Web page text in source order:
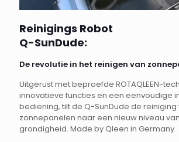
Reinigings Robot
Q-SunDude:
De revolutie in het reinigen van
Uitgerust met beproefde ROTAQLEEN-
innovatieve functies en een eenvoudige
bediening, tilt de Q-SunDude de reiniging
zonnepanelen naar een nieuw niveau
grondigheid. Made by Qleen in Germany